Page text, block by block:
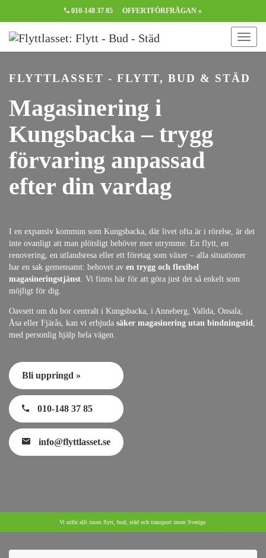
010-148 37 85 OFFERTFÖRFRÅGAN »
FLYTTLASSET - FLYTT, BUD & STÄD
Magasinering i
Kungsbacka – trygg
förvaring anpassad
efter din vardag
I en expansiv kommun som Kungsbacka, där livet ofta är i rörelse, är det
inte ovanligt att man plötsligt behöver mer utrymme. En flytt, en
renovering, en utlandsresa eller ett företag som växer – alla situationer
har en sak gemensamt: behovet av en trygg och flexibel
magasineringstjänst. Vi finns här för att göra just det så enkelt som
möjligt för dig.
Oavsett om du bor centralt i Kungsbacka, i Anneberg, Vallda, Onsala,
Åsa eller Fjärås, kan vi erbjuda säker magasinering utan bindningstid,
med personlig hjälp hela vägen.
Bli uppringd »
010-148 37 85
info@flyttlasset.se
Vi utför allt inom flytt, bud, städ och transport inom Sverige.